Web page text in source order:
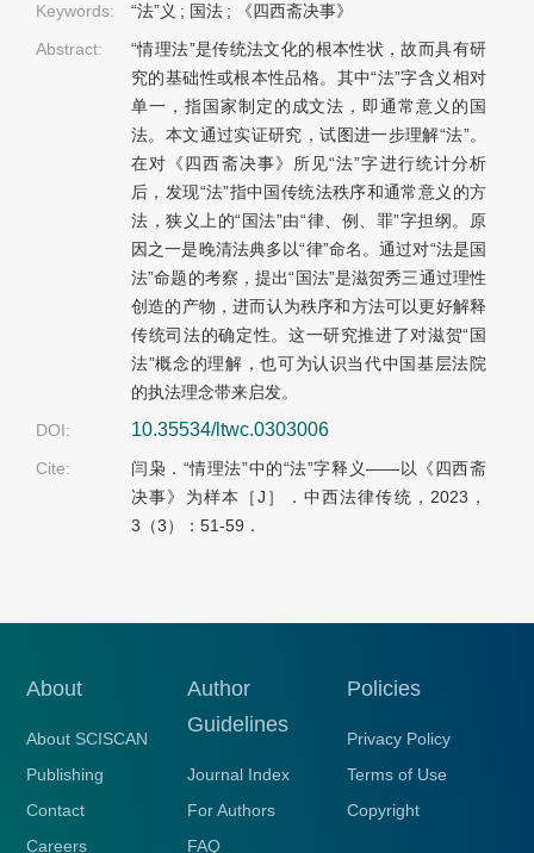
Keywords:
“法”义 ; 国法 ;
《四西斋决事》
Abstract:
“情理法”是传统法文化的根本性状，故而具有研
究的基础性或根本性品格。其中“法”字含义相对
单一，指国家制定的成文法，即通常意义的国
法。本文通过实证研究，试图进一步理解“法”。
在对《四西斋决事》所见“法”字进行统计分析
后，发现“法”指中国传统法秩序和通常意义的方
法，狭义上的“国法”由“律、例、罪”字担纲。原
因之一是晚清法典多以“律”命名。通过对“法是国
法”命题的考察，提出“国法”是滋贺秀三通过理性
创造的产物，进而认为秩序和方法可以更好解释
传统司法的确定性。这一研究推进了对滋贺“国
法”概念的理解，也可为认识当代中国基层法院
的执法理念带来启发。
DOI:
10.35534/ltwc.0303006
Cite:
闫枭．“情理法”中的“法”字释义——以《四西斋
决事》为样本［J］．中西法律传统，2023，
3（3）：51-59．
About
About SCISCAN
Publishing
Contact
Careers
Author
Guidelines
Journal Index
For Authors
FAQ
Policies
Privacy Policy
Terms of Use
Copyright